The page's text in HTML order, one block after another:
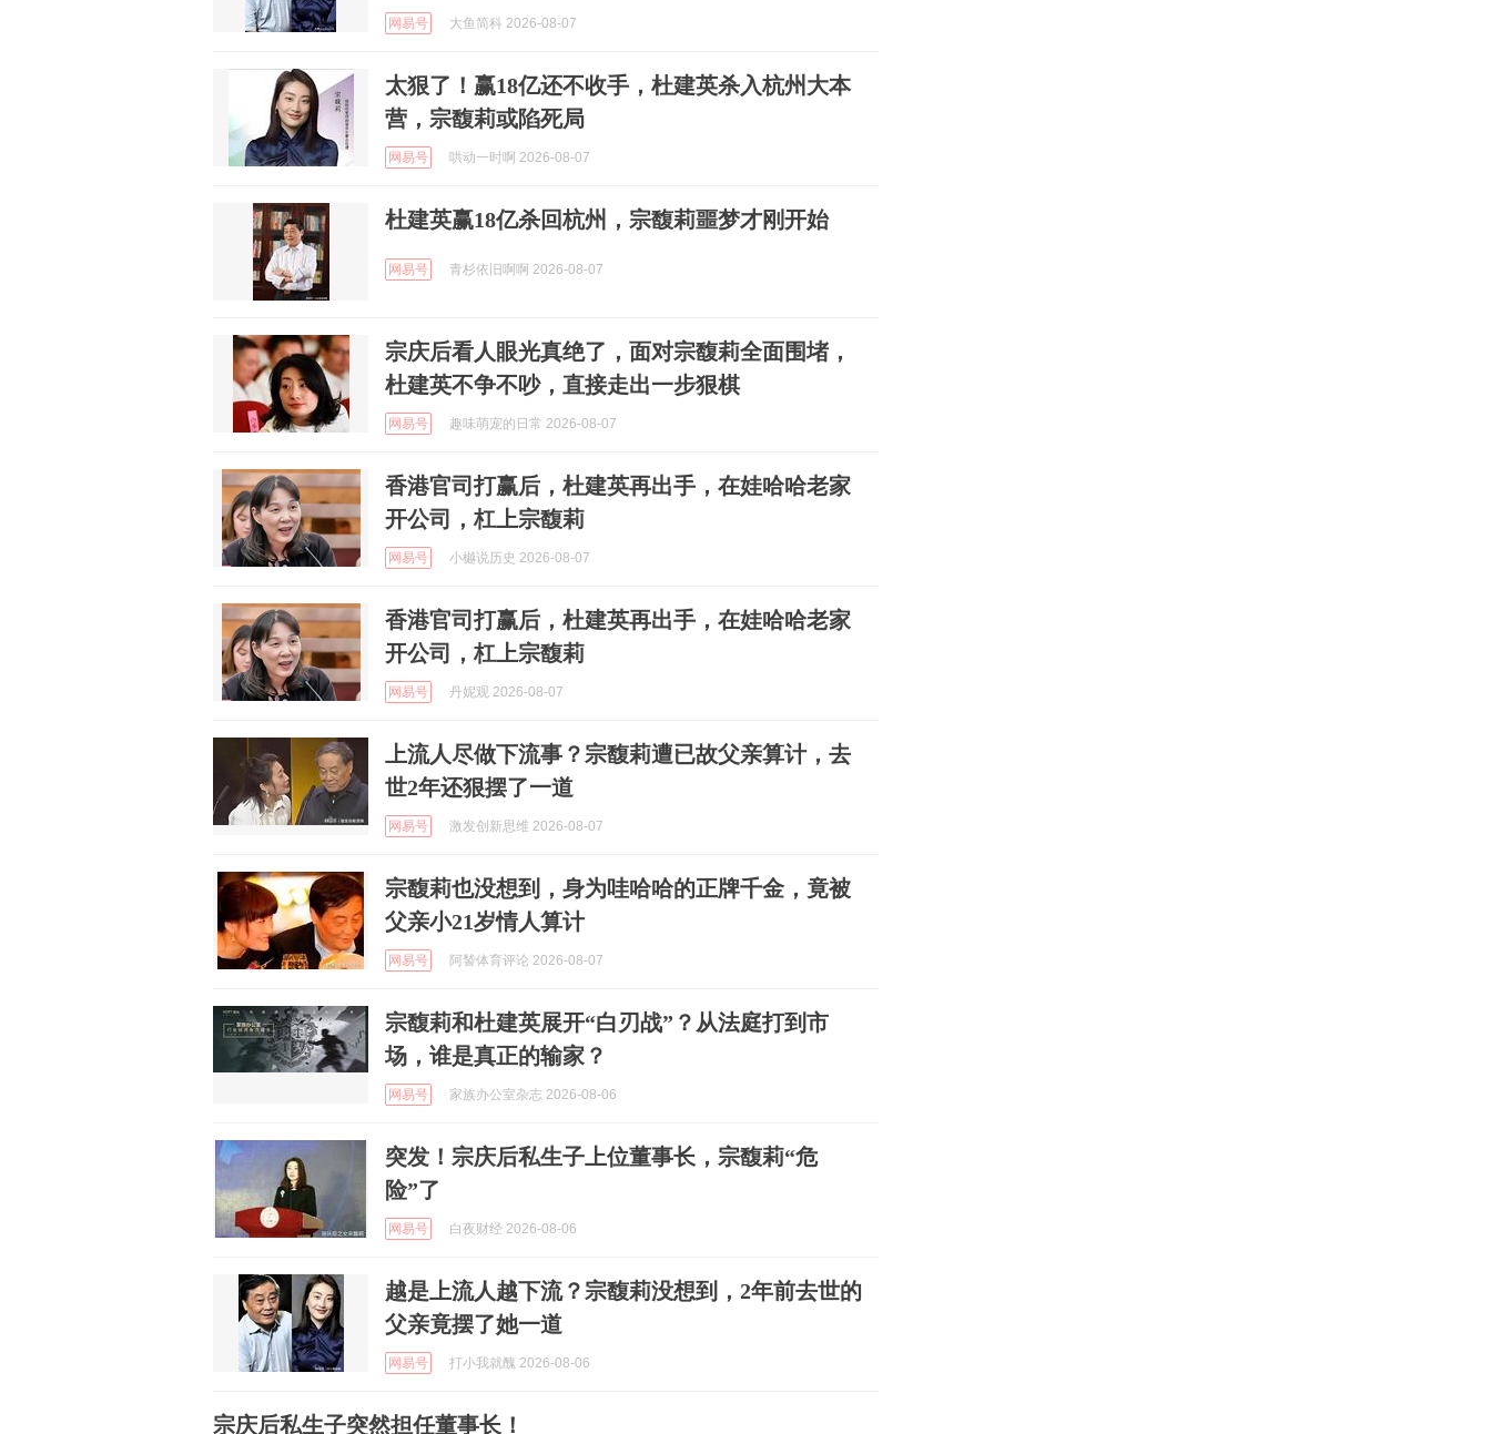
网易号 大鱼简科 2026-08-07
太狠了！赢18亿还不收手，杜建英杀入杭州大本
营，宗馥莉或陷死局
网易号 哄动一时啊 2026-08-07
杜建英赢18亿杀回杭州，宗馥莉噩梦才刚开始
网易号 青杉依旧啊啊 2026-08-07
宗庆后看人眼光真绝了，面对宗馥莉全面围堵，
杜建英不争不吵，直接走出一步狠棋
网易号 趣味萌宠的日常 2026-08-07
香港官司打赢后，杜建英再出手，在娃哈哈老家
开公司，杠上宗馥莉
网易号 小樾说历史 2026-08-07
香港官司打赢后，杜建英再出手，在娃哈哈老家
开公司，杠上宗馥莉
网易号 丹妮观 2026-08-07
上流人尽做下流事？宗馥莉遭已故父亲算计，去
世2年还狠摆了一道
网易号 激发创新思维 2026-08-07
宗馥莉也没想到，身为哇哈哈的正牌千金，竟被
父亲小21岁情人算计
网易号 阿諬体育评论 2026-08-07
宗馥莉和杜建英展开“白刃战”？从法庭打到市
场，谁是真正的输家？
网易号 家族办公室杂志 2026-08-06
突发！宗庆后私生子上位董事长，宗馥莉“危
险”了
网易号 白夜财经 2026-08-06
越是上流人越下流？宗馥莉没想到，2年前去世的
父亲竟摆了她一道
网易号 打小我就醜 2026-08-06
宗庆后私生子突然担任董事长！